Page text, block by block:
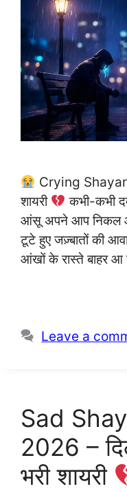
Crying Shayari
शायरी
कभी-कभी
आंसू अपने आप निकल
टूटे हुए जज़्बातों की
आंखों के रास्ते बाहर
Leave a
Sad
2026 –
भरी शायरी